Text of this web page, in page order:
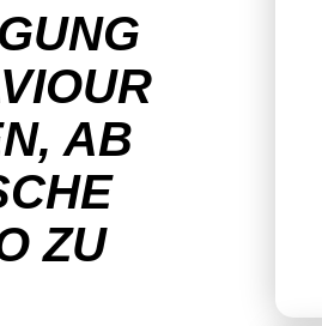
AB
G
H